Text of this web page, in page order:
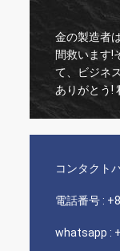
金の製造者
間救います!
て、ビジネ
ありがとう! 私が推薦する最もよい順序で
すべて、良
接触します
コンタクト
電話番号 :
whatsapp :